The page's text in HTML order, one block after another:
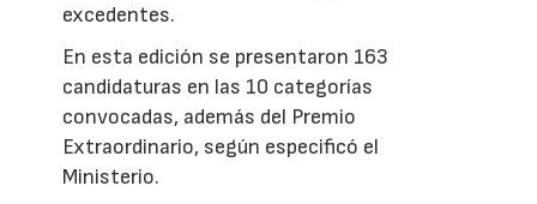
excedentes.
En esta edición se presentaron 163
candidaturas en las 10 categorías
convocadas, además del Premio
Extraordinario, según especificó el
Ministerio.